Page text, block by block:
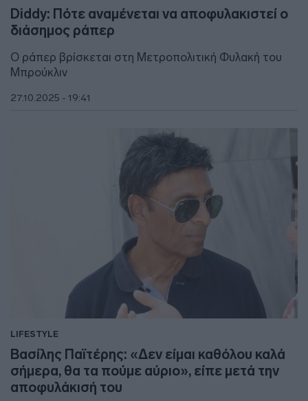
Diddy: Πότε αναμένεται να αποφυλακιστεί ο
διάσημος ράπερ
O ράπερ βρίσκεται στη Μετροπολιτική Φυλακή του
Μπρούκλιν
27.10.2025 - 19:41
LIFESTYLE
Βασίλης Παϊτέρης: «Δεν είμαι καθόλου καλά
σήμερα, θα τα πούμε αύριο», είπε μετά την
αποφυλάκισή του